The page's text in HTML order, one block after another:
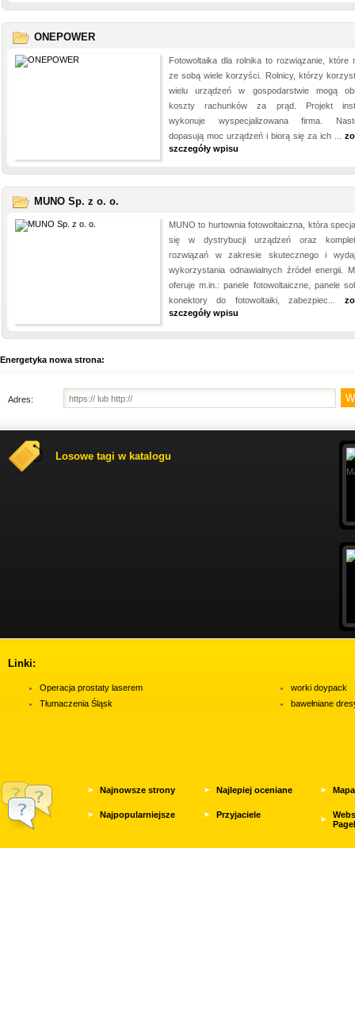
ONEPOWER
Fotowoltaika dla rolnika to rozwiązanie, które
ze sobą wiele korzyści. Rolnicy, którzy
wielu urządzeń w gospodarstwie mogą
koszty rachunków za prąd. Projekt
wykonuje wyspecjalizowana firma.
dopasują moc urządzeń i biorą się za ich ...
szczegóły wpisu
MUNO Sp. z o. o.
MUNO to hurtownia fotowoltaiczna, która
się w dystrybucji urządzeń oraz
rozwiązań w zakresie skutecznego i
wykorzystania odnawialnych źródeł energii.
oferuje m.in.: panele fotowoltaiczne, panele
konektory do fotowoltaiki, zabezpiec...
szczegóły wpisu
Energetyka nowa strona:
Adres:
Losowe tagi w katalogu
Linki:
Operacja prostaty laserem
Tłumaczenia Śląsk
worki doypack
bawełniane
Najnowsze strony Najlepiej oceniane
Najpopularniejsze Przyjaciele